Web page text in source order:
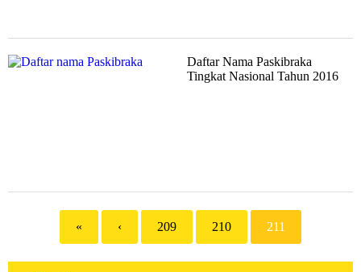
Daftar Nama Paskibraka
Tingkat Nasional Tahun 2016
« ‹ 209 210 211